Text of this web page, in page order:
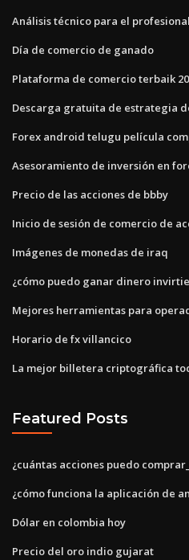
Análisis técnico para el
Día de comercio de ganado
Plataforma de comercio terbaik
Descarga gratuita de estrategia
Forex android telugu película
Asesoramiento de inversión en
Precio de las acciones de bbby
Inicio de sesión de comercio de
Imágenes de monedas de iraq
¿cómo puedo ganar dinero
Mejores herramientas para
Horario de fx villancico
La mejor billetera criptográfica
Featured Posts
¿cuántas acciones puedo comprar_
¿cómo funciona la aplicación de
Dólar en colombia hoy
Precio del oro indio gujarat